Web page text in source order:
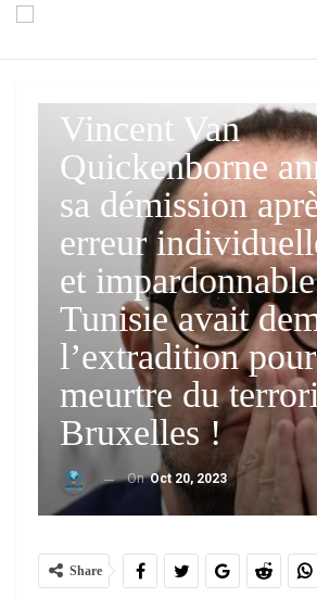
Vincent Van
Quickenborne
sa démission
erreur
et
Tunisie avait
l’extradition pour
meurtre du
Bruxelles !
OnOct 20, 2023
Share